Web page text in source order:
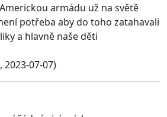
armádu už na světě
potřeba aby do toho zatahavali
a hlavně naše děti
2023-07-07)